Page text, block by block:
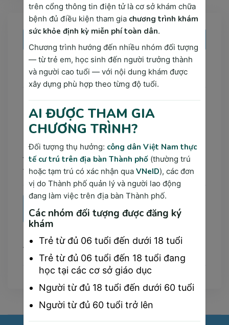
Câu hỏi mới nhất
Nội soi dạ dày đại tràng có được bảo hiểm y tế chi trả không?
Nội soi dạ dày đại tràng có được bảo hiểm y tế chi trả không?
Điểm tựa cho khởi đầu Hài hòa cùng
thịnh vượng.
Doanh nghiệp
23/05/2024
Tags
trên cổng thông tin điện tử là cơ sở khám chữa
bệnh đủ điều kiện tham gia chương trình khám
sức khỏe định kỳ miễn phí toàn dân.
Chương trình hướng đến nhiều nhóm đối tượng
— từ trẻ em, học sinh đến người trưởng thành
và người cao tuổi — với nội dung khám được
xây dựng phù hợp theo từng độ tuổi.
AI ĐƯỢC THAM GIA
CHƯƠNG TRÌNH?
Đối tượng thụ hưởng: công dân Việt Nam thực
tế cư trú trên địa bàn Thành phố(thường trú
hoặc tạm trú có xác nhận qua VNeID), các đơn
vị do Thành phố quản lý và người lao động
đang làm việc trên địa bàn Thành phố.
Các nhóm đối tượng được đăng ký
khám
Trẻ từ đủ 06 tuổi đến dưới 18 tuổi
Trẻ từ đủ 06 tuổi đến 18 tuổi đang
học tại các cơ sở giáo dục
Người từ đủ 18 tuổi đến dưới 60 tuổi
Người từ đủ 60 tuổi trở lên